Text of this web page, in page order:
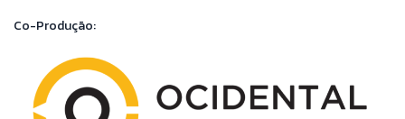
Co-Produção: